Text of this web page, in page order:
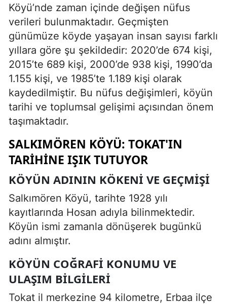
Köyü’nde zaman içinde değişen nüfus
verileri bulunmaktadır. Geçmişten
günümüze köyde yaşayan insan sayısı farklı
yıllara göre şu şekildedir: 2020’de 674 kişi,
2015’te 689 kişi, 2000’de 938 kişi, 1990’da
1.155 kişi, ve 1985’te 1.189 kişi olarak
kaydedilmiştir. Bu nüfus değişimleri, köyün
tarihi ve toplumsal gelişimi açısından önem
taşımaktadır.
SALKIMÖREN KÖYÜ: TOKAT'IN
TARIHINE IŞIK TUTUYOR
KÖYÜN ADININ KÖKENI VE GEÇMIŞI
Salkımören Köyü, tarihte 1928 yılı
kayıtlarında Hosan adıyla bilinmektedir.
Köyün ismi zamanla dönüşerek bugünkü
adını almıştır.
KÖYÜN COĞRAFI KONUMU VE
ULAŞIM BILGILERI
Tokat il merkezine 94 kilometre, Erbaa ilçe